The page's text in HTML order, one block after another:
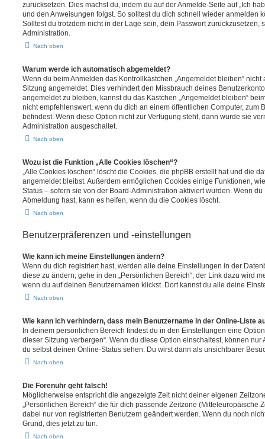
zurücksetzen. Dies machst du, indem du auf der Anmelde-Seite auf „Ich
und den Anweisungen folgst. So solltest du dich schnell wieder anmelden
Solltest du trotzdem nicht in der Lage sein, dein Passwort zurückzusetzen,
Administration.
Nach oben
Warum werde ich automatisch abgemeldet?
Wenn du beim Anmelden das Kontrollkästchen „Angemeldet bleiben“
Sitzung angemeldet. Dies verhindert den Missbrauch deines
angemeldet zu bleiben, kannst du das Kästchen „Angemeldet bleiben“
nicht empfehlenswert, wenn du dich an einem öffentlichen Computer, zum
befindest. Wenn diese Option nicht zur Verfügung steht, dann wurde sie
Administration ausgeschaltet.
Nach oben
Wozu ist die Funktion „Alle Cookies löschen“?
„Alle Cookies löschen“ löscht die Cookies, die phpBB erstellt hat und die
angemeldet bleibst. Außerdem ermöglichen Cookies einige Funktionen,
Status – sofern sie von der Board-Administration aktiviert wurden. Wenn
Abmeldung hast, kann es helfen, wenn du die Cookies löscht.
Nach oben
Benutzerpräferenzen und -einstellungen
Wie kann ich meine Einstellungen ändern?
Wenn du dich registriert hast, werden alle deine Einstellungen in der
diese zu ändern, gehe in den „Persönlichen Bereich“; der Link dazu wird
wenn du auf deinen Benutzernamen klickst. Dort kannst du alle deine
Nach oben
Wie kann ich verhindern, dass mein Benutzername in der Online-Liste
In deinem persönlichen Bereich findest du in den Einstellungen eine
dieser Sitzung verbergen“. Wenn du diese Option einschaltest, können
du selbst deinen Online-Status sehen. Du wirst dann als unsichtbarer
Nach oben
Die Forenuhr geht falsch!
Möglicherweise entspricht die angezeigte Zeit nicht deiner eigenen
„Persönlichen Bereich“ die für dich passende Zeitzone (Mitteleuropäische
dabei nur von registrierten Benutzern geändert werden. Wenn du noch
Grund, dies jetzt zu tun.
Nach oben